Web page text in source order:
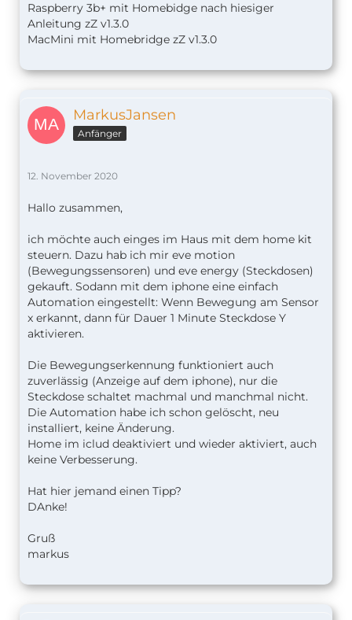
Raspberry 3b+ mit Homebidge nach hiesiger
Anleitung zZ v1.3.0
MacMini mit Homebridge zZ v1.3.0
MarkusJansen
Anfänger
12. November 2020
Hallo zusammen,
ich möchte auch einges im Haus mit dem home kit
steuern. Dazu hab ich mir eve motion
(Bewegungssensoren) und eve energy (Steckdosen)
gekauft. Sodann mit dem iphone eine einfach
Automation eingestellt: Wenn Bewegung am Sensor
x erkannt, dann für Dauer 1 Minute Steckdose Y
aktivieren.
Die Bewegungserkennung funktioniert auch
zuverlässig (Anzeige auf dem iphone), nur die
Steckdose schaltet machmal und manchmal nicht.
Die Automation habe ich schon gelöscht, neu
installiert, keine Änderung.
Home im iclud deaktiviert und wieder aktiviert, auch
keine Verbesserung.
Hat hier jemand einen Tipp?
DAnke!
Gruß
markus